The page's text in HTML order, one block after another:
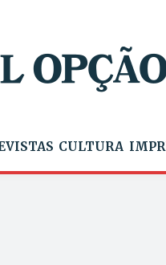
CULTURA